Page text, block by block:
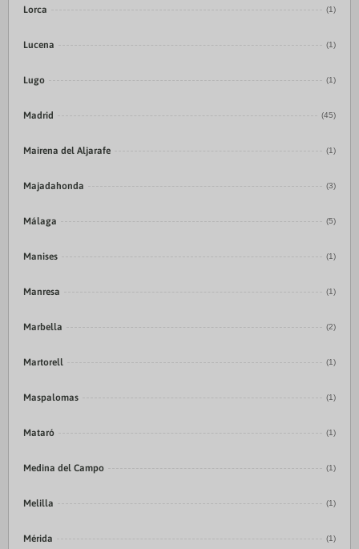
Lorca (1)
Lucena (1)
Lugo (1)
Madrid (45)
Mairena del Aljarafe (1)
Majadahonda (3)
Málaga (5)
Manises (1)
Manresa (1)
Marbella (2)
Martorell (1)
Maspalomas (1)
Mataró (1)
Medina del Campo (1)
Melilla (1)
Mérida (1)